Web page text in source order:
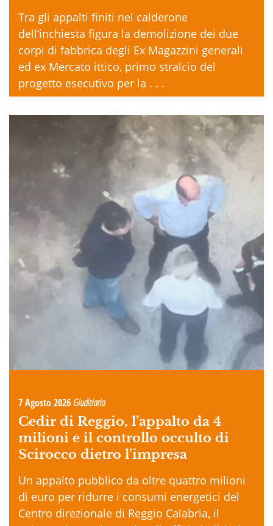
Tra gli appalti finiti nel calderone
dell’inchiesta figura la demolizione dei due
corpi di fabbrica degli Ex Magazzini generali
ed ex Mercato ittico, primo stralcio del
progetto esecutivo per la . . .
7 Agosto 2026 Giudiziaria
Cedir di Reggio, l’appalto da 4
milioni e il controllo occulto di
Scirocco dietro l’impresa
Un appalto pubblico da oltre quattro milioni
di euro per ridurre i consumi energetici del
Centro direzionale di Reggio Calabria, il